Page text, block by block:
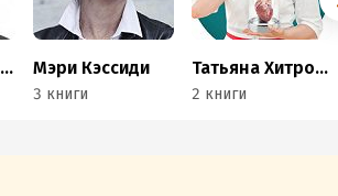
Райан Блюменталь Мэри Кэссиди
3 книги
Татьяна Хитрова
2 книги